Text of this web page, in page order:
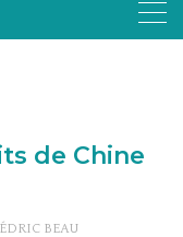
de Chine
BEAU